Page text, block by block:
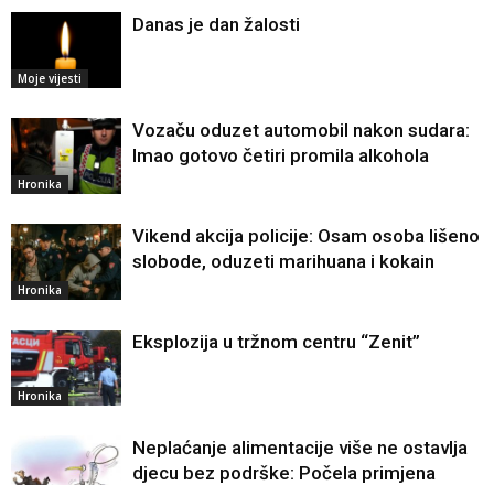
Moje vijesti
Danas je dan žalosti
Hronika
Vozaču oduzet automobil nakon sudara:
Imao gotovo četiri promila alkohola
Hronika
Vikend akcija policije: Osam osoba lišeno
slobode, oduzeti marihuana i kokain
Hronika
Eksplozija u tržnom centru “Zenit”
Neplaćanje alimentacije više ne ostavlja
djecu bez podrške: Počela primjena